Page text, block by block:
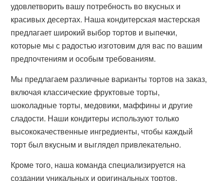
удовлетворить вашу потребность во вкусных и
красивых десертах. Наша кондитерская мастерская
предлагает широкий выбор тортов и выпечки,
которые мы с радостью изготовим для вас по вашим
предпочтениям и особым требованиям.
Мы предлагаем различные варианты тортов на заказ,
включая классические фруктовые торты,
шоколадные торты, медовики, маффины и другие
сладости. Наши кондитеры используют только
высококачественные ингредиенты, чтобы каждый
торт был вкусным и выглядел привлекательно.
Кроме того, наша команда специализируется на
создании уникальных и оригинальных тортов,